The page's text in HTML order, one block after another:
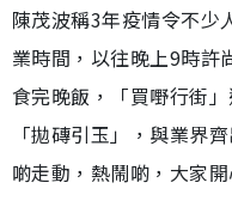
陳茂波稱3年疫情令不少
業時間，以往晚上9時許
食完晚飯，「買嘢行街
「拋磚引玉」，與業界
啲走動，熱鬧啲，大家